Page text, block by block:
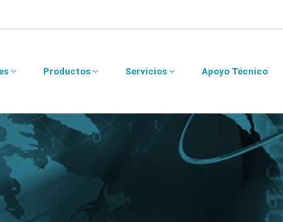
Productos Servicios Apoyo Técnico